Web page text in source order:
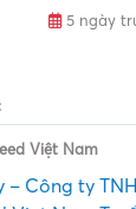
5 ngày
Việt Nam
– Công ty